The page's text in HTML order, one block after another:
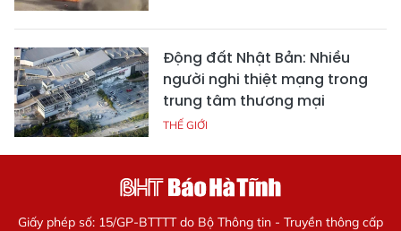
Động đất Nhật Bản: Nhiều
người nghi thiệt mạng trong
trung tâm thương mại
THẾ GIỚI
Giấy phép số: 15/GP-BTTTT do Bộ Thông tin - Truyền thông cấp